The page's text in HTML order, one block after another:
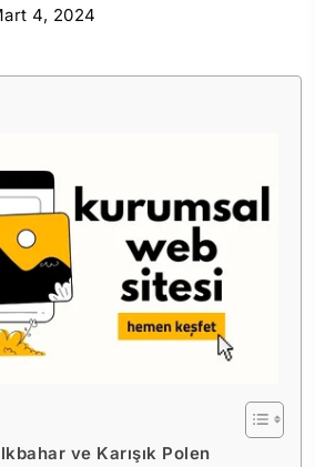
4, 2024
ve Karışık Polen